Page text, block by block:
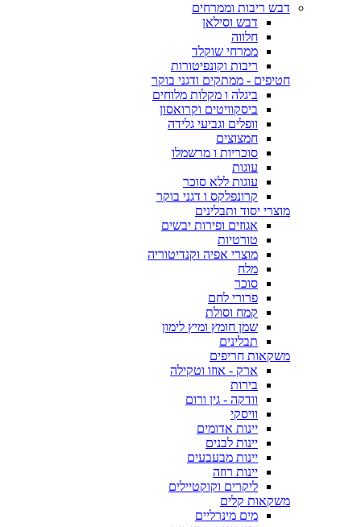
דבש ריבות וממרחים
דבש וסילאן
חלווה
ממרחי שוקלד
ריבות וקונפיטורות
חטיפים - ממתקים ודגני בוקר
ביגלה ו מקלות מלוחים
ביסקוויטים וקרואסון
וופלים וגביעי גלידה
חמצוצים
סוכריות ו מרשמלו
עוגות
עוגות ללא סוכר
קרונפלקס ו דגני בוקר
מוצרי יסוד ותבלינים
אגוזים ופירות יבשים
טורטיות
מוצרי אפיה וקנדיטוריה
מלח
סוכר
פרורי לחם
קמח וסולת
שמן חומץ ומיץ לימון
תבלינים
משקאות חריפים
ארק - אוזו וטקילה
בירות
וודקה - גין ורום
וויסקי
יינות אדומים
יינות לבנים
יינות מבעבעים
יינות רוזה
ליקרים וקוקטיילים
משקאות קלים
מים מינרליים